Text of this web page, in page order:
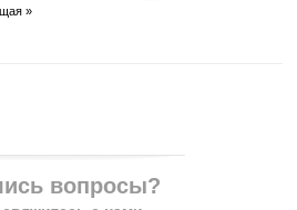
»
вопросы?